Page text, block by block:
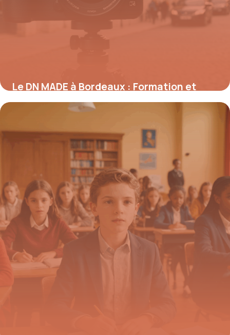
Le DN MADE à Bordeaux : Formation et
perspectives dans le design